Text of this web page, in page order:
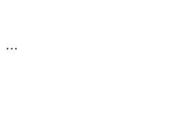
...